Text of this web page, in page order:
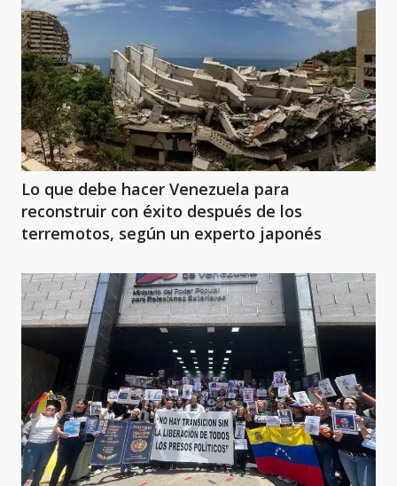
Lo que debe hacer Venezuela para
reconstruir con éxito después de los
terremotos, según un experto japonés